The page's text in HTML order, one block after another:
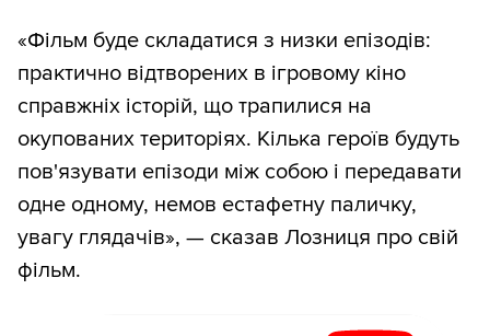
«Фільм буде складатися з низки епізодів:
практично відтворених в ігровому кіно
справжніх історій, що трапилися на
окупованих територіях. Кілька героїв будуть
пов'язувати епізоди між собою і передавати
одне одному, немов естафетну паличку,
увагу глядачів», — сказав Лозниця про свій
фільм.